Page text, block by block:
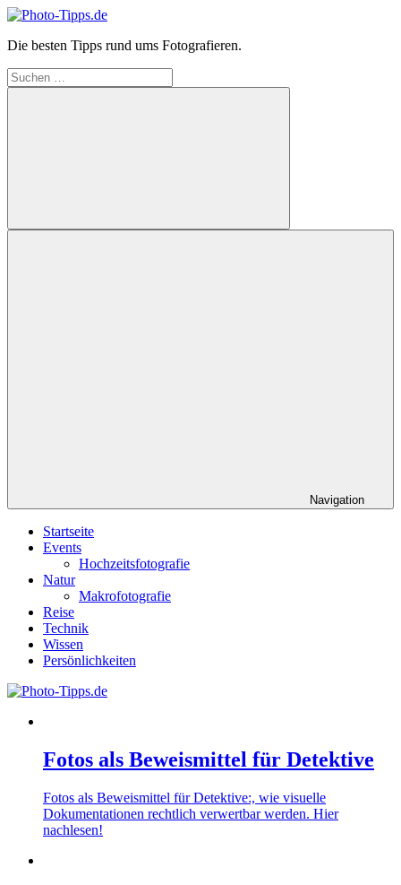
Zum
springen
Photo-
Tipps.de
Die besten Tipps rund ums Fotografieren.
Suchen
nach:
Suchen
Navigation
Startseite
Events
Hochzeitsfotografie
Natur
Makrofotografie
Reise
Technik
Wissen
Persönlichkeiten
Fotos als Beweismittel für Detektive
Fotos als Beweismittel für Detektive:, wie visuelle
Dokumentationen rechtlich verwertbar werden. Hier
nachlesen!